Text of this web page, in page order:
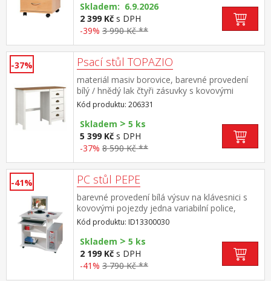
Skladem: 6.9.2026
2 399 Kč s DPH
-39% 3 990 Kč **
-37% Psací stůl TOPAZIO
materiál masiv borovice, barevné provedení
bílý / hnědý lak čtyři zásuvky s kovovými
úchytkami a pojezdy
Kód produktu: 206331
Skladem > 5 ks
5 399 Kč s DPH
-37% 8 590 Kč **
-41% PC stůl PEPE
barevné provedení bílá výsuv na klávesnici s
kovovými pojezdy jedna variabilní police,
pojízdný na kolečkách (bez dekorací)
Kód produktu: ID13300030
Skladem > 5 ks
2 199 Kč s DPH
-41% 3 790 Kč **